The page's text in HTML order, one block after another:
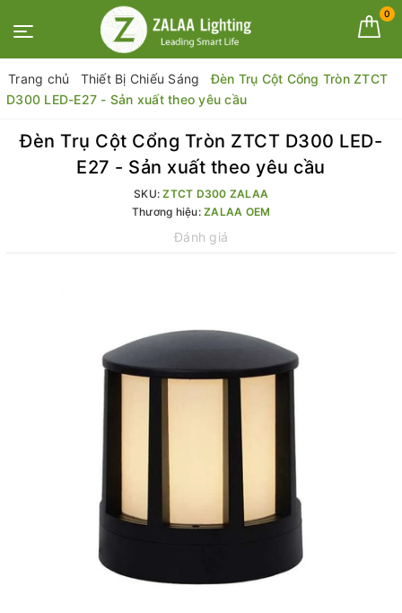
0
Trang chủ Thiết Bị Chiếu Sáng
Đèn Trụ Cột Cổng Tròn ZTCT
D300 LED-E27 - Sản xuất theo yêu cầu
Đèn Trụ Cột Cổng Tròn ZTCT D300 LED-
E27 - Sản xuất theo yêu cầu
SKU:ZTCT D300 ZALAA
Thương hiệu: ZALAA OEM
Đánh giá